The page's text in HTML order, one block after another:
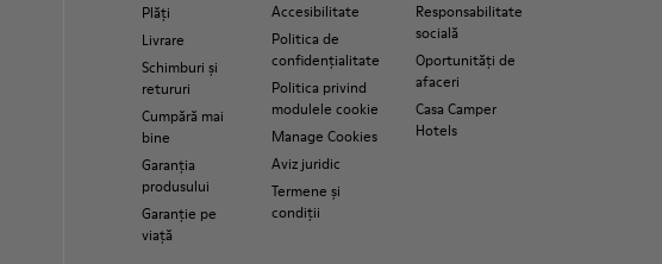
Plăți
Livrare
Schimburi și
retururi
Cumpără mai
bine
Garanția
produsului
Garanție pe
viață
Accesibilitate
Politica de
confidențialitate
Politica privind
modulele cookie
Manage Cookies
Aviz juridic
Termene și
condiții
Responsabilitate
socială
Oportunități de
afaceri
Casa Camper
Hotels